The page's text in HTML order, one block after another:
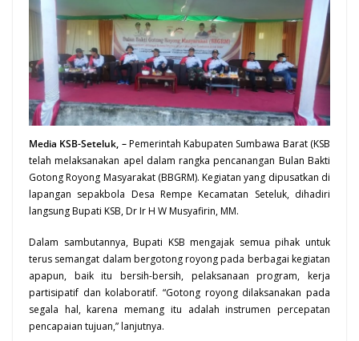
Media KSB-Seteluk, –Pemerintah Kabupaten Sumbawa Barat (KSB
telah melaksanakan apel dalam rangka pencanangan Bulan Bakti
Gotong Royong Masyarakat (BBGRM). Kegiatan yang dipusatkan di
lapangan sepakbola Desa Rempe Kecamatan Seteluk, dihadiri
langsungBupati KSB, Dr Ir H W Musyafirin, MM.
Dalam sambutannya, Bupati KSB mengajak semua pihak untuk
terus semangat dalam bergotong royong pada berbagai kegiatan
apapun, baik itu bersih-bersih, pelaksanaan program, kerja
partisipatif dan kolaboratif. “Gotong royong dilaksanakan pada
segala hal, karena memang itu adalah instrumen percepatan
pencapaian tujuan,” lanjutnya.